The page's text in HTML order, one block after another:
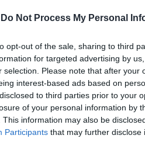
Do Not Process My Personal
opt-out of the sale, sharing to third
for targeted advertising by
selection. Please note that after your
interest-based ads based on
to third parties prior to your
of your personal information by
This information may also be
Participants that may further disclose
Ne ho parlato con mia
fegato, molto malato
era passi i suoi ultimi
non ci dà
risponde il
troppi anni – sospira- da
contano. Venti anni fa
da sole, non ha mai
Un uomo faticoso, anche